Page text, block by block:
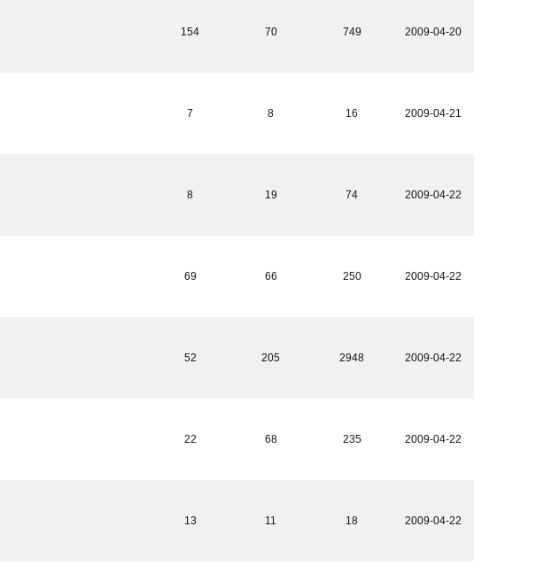
154
70 749 2009-04-20
7
8 16 2009-04-21
8
19 74 2009-04-22
69
66 250 2009-04-22
52
205 2948 2009-04-22
22
68 235 2009-04-22
13
11 18 2009-04-22